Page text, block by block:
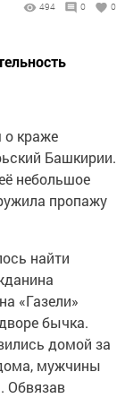
494 0 0
о краже
Башкирии.
небольшое
пропажу
найти
«Газели»
бычка.
домой за
мужчины
Обвязав